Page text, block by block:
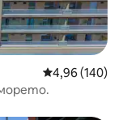
Средна
4,96 (140)